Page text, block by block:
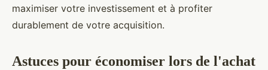
maximiser votre investissement et à profiter
durablement de votre acquisition.
Astuces pour économiser lors de l'achat